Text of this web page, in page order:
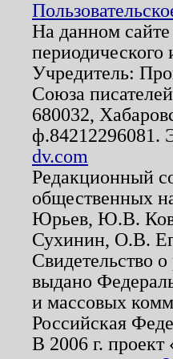
На данном
Учредитель:
Союза
680032,
ф.84212296081.
dv.com
Редакционный
общественных
Юрьев, Ю.В.
Сухинин, О.В.
Свидетельство
выдано
и массовых
Российская
В 2006 г.